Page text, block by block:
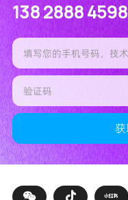
138 2888 4598